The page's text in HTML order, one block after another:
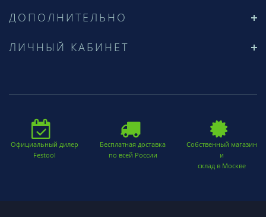
ДОПОЛНИТЕЛЬНО
ЛИЧНЫЙ КАБИНЕТ
Официальный дилер
Festool
Бесплатная доставка
по всей России
Собственный магазин
и
склад в Москве